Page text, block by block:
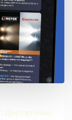
RV2-6
(ПЭ10/100)
Достаточно